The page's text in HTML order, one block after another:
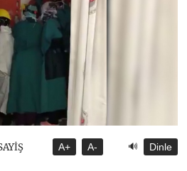
A+ A- 🔊 Dinle